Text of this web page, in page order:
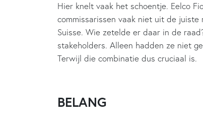
Hier knelt vaak het schoentje. Eelco
commissarissen vaak niet uit de
Suisse. Wie zetelde er daar in de
stakeholders. Alleen hadden ze niet
Terwijl die combinatie dus cruciaal is.
BELANG